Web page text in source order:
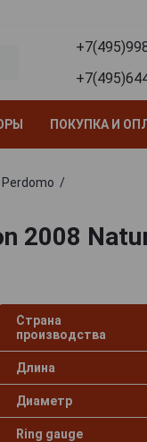
ПОКУПКА И
Perdomo
2008
Страна
производства
Длина
Диаметр
Ring gauge